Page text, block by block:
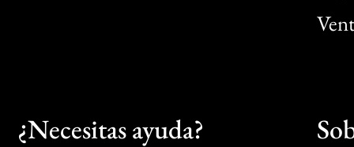
¿Necesitas ayuda?